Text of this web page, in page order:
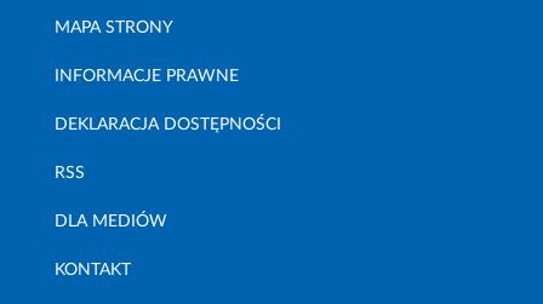
MAPA STRONY
INFORMACJE PRAWNE
DEKLARACJA DOSTĘPNOŚCI
RSS
DLA MEDIÓW
KONTAKT